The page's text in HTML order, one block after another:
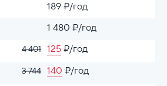
189 ₽/год
1 480 ₽/год
4 401 125 ₽/год
3 744 140 ₽/год